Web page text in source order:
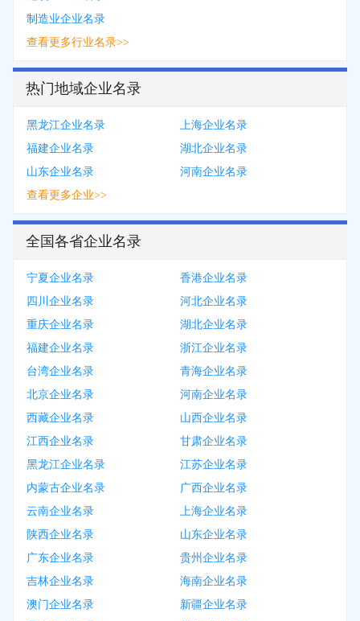
制造业企业名录
查看更多行业名录>>
热门地域企业名录
黑龙江企业名录
上海企业名录
福建企业名录
湖北企业名录
山东企业名录
河南企业名录
查看更多企业>>
全国各省企业名录
宁夏企业名录
香港企业名录
四川企业名录
河北企业名录
重庆企业名录
湖北企业名录
福建企业名录
浙江企业名录
台湾企业名录
青海企业名录
北京企业名录
河南企业名录
西藏企业名录
山西企业名录
江西企业名录
甘肃企业名录
黑龙江企业名录
江苏企业名录
内蒙古企业名录
广西企业名录
云南企业名录
上海企业名录
陕西企业名录
山东企业名录
广东企业名录
贵州企业名录
吉林企业名录
海南企业名录
澳门企业名录
新疆企业名录